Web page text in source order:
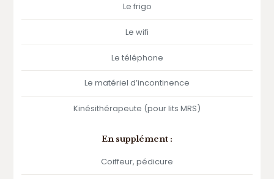
Le frigo
Le wifi
Le téléphone
Le matériel d’incontinence
Kinésithérapeute (pour lits MRS)
En supplément :
Coiffeur, pédicure